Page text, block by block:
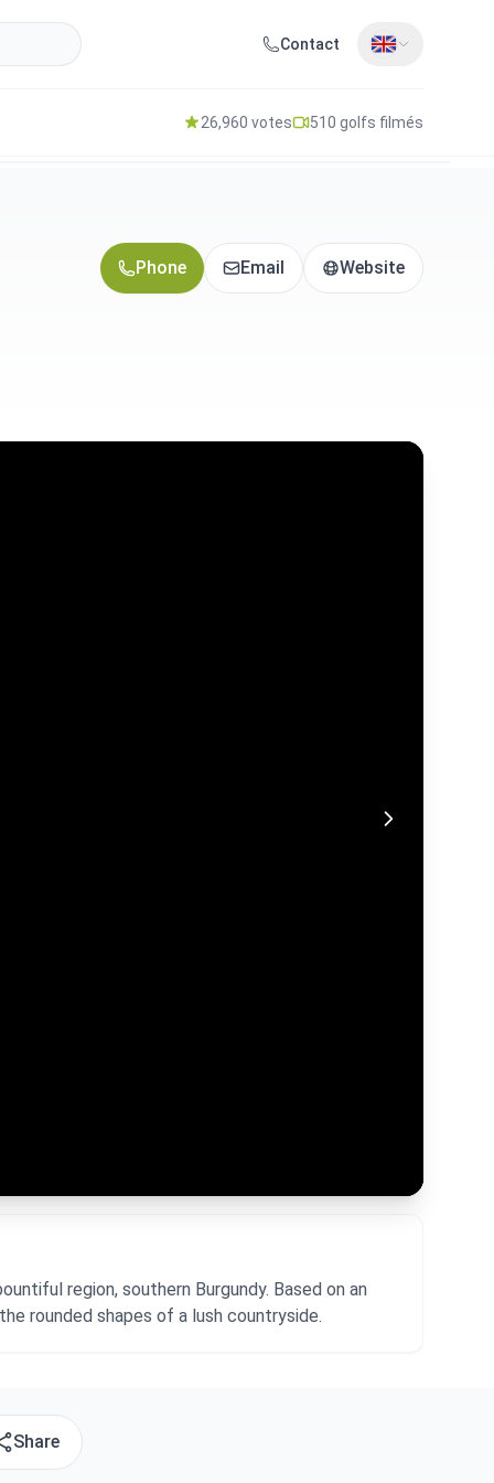
Contact
26,960 votes 510 golfs filmés
Phone Email Website
region, southern Burgundy. Based on an
rounded shapes of a lush countryside.
Share